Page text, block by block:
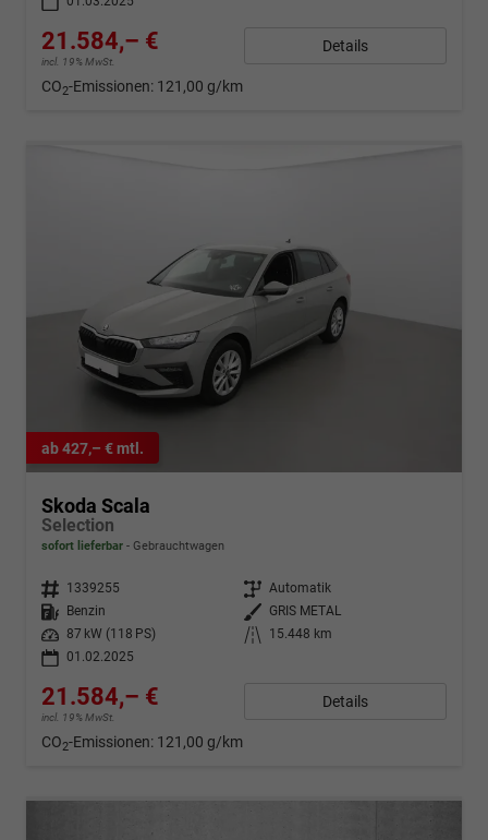
21.584,– €
incl. 19% MwSt.
Details
CO2-Emissionen: 121,00 g/km
ab 427,– € mtl.
Skoda Scala
Selection
sofort lieferbar Gebrauchtwagen
Fahrzeugnr. 1339255 Getriebe Automatik
Kraftstoff
Benzin Außenfarbe
GRIS METAL
Leistung
87 kW (118 PS) Kilometerstand
15.448 km
01.02.2025
21.584,– €
incl. 19% MwSt.
Details
CO2-Emissionen: 121,00 g/km